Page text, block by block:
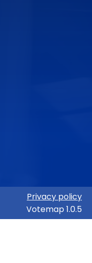
Privacy policy
Votemap 1.0.5